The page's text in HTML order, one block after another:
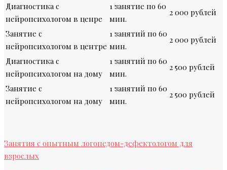
Диагностика с
нейропсихологом в ценре
1 занятие по 60
мин.
2 000 рублей
Занятие с
нейропсихологом в центре
1 занятий по 60
мин.
2 000 рублей
Диагностика с
нейропсихологом на дому
1 занятий по 60
мин.
2 500 рублей
Занятие с
нейропсихологом на дому
1 занятий по 60
мин.
2 500 рублей
Занятия с опытным логопедом-дефектологом для
взрослых